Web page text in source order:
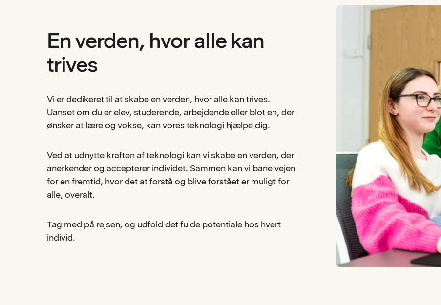
En verden, hvor alle kan
trives
Vi er dedikeret til at skabe en verden, hvor alle kan trives.
Uanset om du er elev, studerende, arbejdende eller blot en, der
ønsker at lære og vokse, kan vores teknologi hjælpe dig.
Ved at udnytte kraften af teknologi kan vi skabe en verden, der
anerkender og accepterer individet. Sammen kan vi bane vejen
for en fremtid, hvor det at forstå og blive forstået er muligt for
alle, overalt.
Tag med på rejsen, og udfold det fulde potentiale hos hvert
individ.